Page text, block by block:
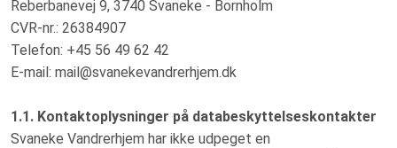
Reberbanevej 9, 3740 Svaneke - Bornholm
CVR-nr.: 26384907
Telefon: +45 56 49 62 42
E-mail: mail@svanekevandrerhjem.dk
1.1. Kontaktoplysninger på databeskyttelseskontakter
Svaneke Vandrerhjem har ikke udpeget en